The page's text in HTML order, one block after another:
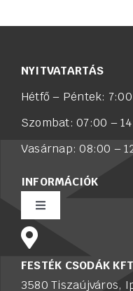
NYITVATARTÁS
Hétfő – Péntek:
Szombat: 07:00 –
Vasárnap: 08:00 –
INFORMÁCIÓK
Toggle
Navigation
Rólunk
FESTÉK CSODÁK
3580 Tiszaújváros,